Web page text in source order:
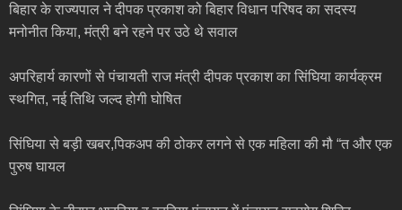
बिहार के राज्यपाल ने दीपक प्रकाश को बिहार विधान परिषद का सदस्य
मनोनीत किया, मंत्री बने रहने पर उठे थे सवाल
अपरिहार्य कारणों से पंचायती राज मंत्री दीपक प्रकाश का सिंघिया कार्यक्रम
स्थगित, नई तिथि जल्द होगी घोषित
सिंघिया से बड़ी खबर,पिकअप की ठोकर लगने से एक महिला की मौ “त और एक
पुरुष घायल